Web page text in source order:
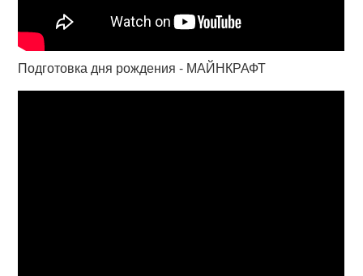
Подготовка дня рождения - МАЙНКРАФТ